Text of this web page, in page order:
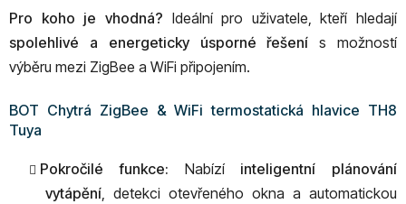
Pro koho je vhodná? Ideální pro uživatele, kteří hledají
spolehlivé a energeticky úsporné řešení s možností
výběru mezi ZigBee a WiFi připojením.
BOT Chytrá ZigBee & WiFi termostatická hlavice TH8
Tuya
Pokročilé funkce: Nabízí inteligentní plánování
vytápění, detekci otevřeného okna a automatickou